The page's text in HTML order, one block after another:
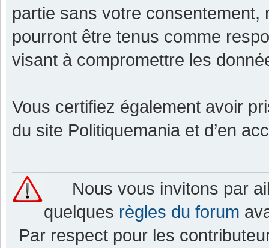
partie sans votre consentement,
pourront être tenus comme
visant à compromettre les
Vous certifiez également avoir
du site Politiquemania et d’en
Nous vous invitons par
quelques règles du forum
Par respect pour les